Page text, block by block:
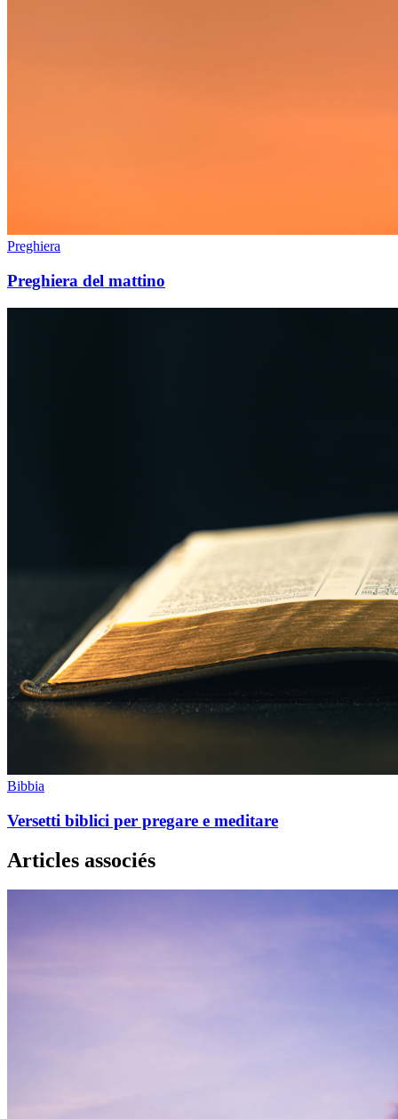
Preghiera
Preghiera del mattino
Bibbia
Versetti biblici per pregare e meditare
Articles associés